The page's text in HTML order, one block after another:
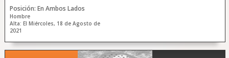
Posición: En Ambos Lados
Hombre
Alta: El Miércoles, 18 de Agosto de
2021